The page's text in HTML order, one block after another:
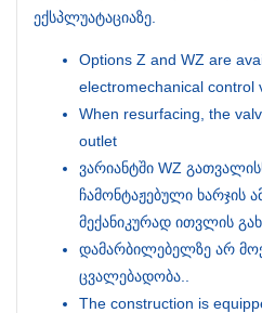
ექსპლუატაციაზე.
Options Z and WZ are
electromechanical control
When resurfacing, the
outlet
ვარიანტში WZ
ჩამონტაჟებული
მექანიკურად ითვლის
დამარბილებელზე არ
ცვალებადობა..
The construction is